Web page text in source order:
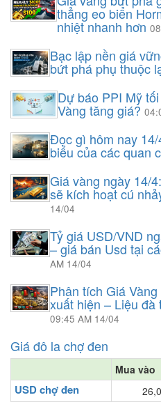
thẳng eo biển
nhiệt nhanh hơn
Bạc lập nền giá
bứt phá phụ thuộc
Dự báo PPI Mỹ
Vàng tăng giá?
Đọc gì hôm nay
biểu của các quan
Giá vàng ngày 14/
sẽ kích hoạt cú
14/04
Tỷ giá USD/VND
– giá bán Usd tại
AM 14/04
Phân tích Giá
xuất hiện – Liệu
09:45 AM 14/04
Giá đô la chợ đen
Mua vào
USD chợ đen